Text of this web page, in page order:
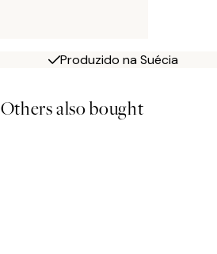
Produzido na Suécia
Others also bought